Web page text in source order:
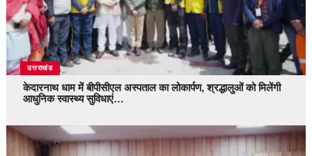
उत्तराखंड
केदारनाथ धाम में बीपीसीएल अस्पताल का लोकार्पण, श्रद्धालुओं को मिलेंगी
आधुनिक स्वास्थ्य सुविधाएं…